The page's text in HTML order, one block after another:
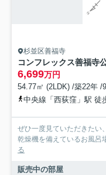
杉並区善福寺
コンフレックス善福寺
6,699万円
54.77㎡ (2LDK) /築22年 /
中央線「西荻窪」駅 徒
ぜひ一度見ていただきたい
乾燥機を備えているお風呂
る
販売中の部屋